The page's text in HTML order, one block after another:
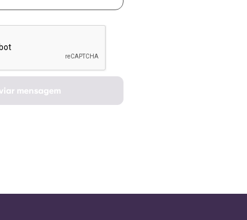
mensagem